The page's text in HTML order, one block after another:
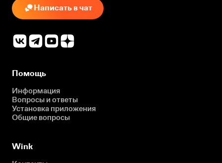
Написать в чат
Помощь
Информация
Вопросы и ответы
Установка приложения
Общие вопросы
Wink